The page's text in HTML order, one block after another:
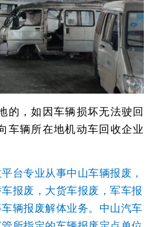
的，如因车辆损坏无法驶回
车辆所在地机动车回收企业
台专业从事中山车辆报废，
报废，大货车报废，军车报
辆报废解体业务。 中山汽车